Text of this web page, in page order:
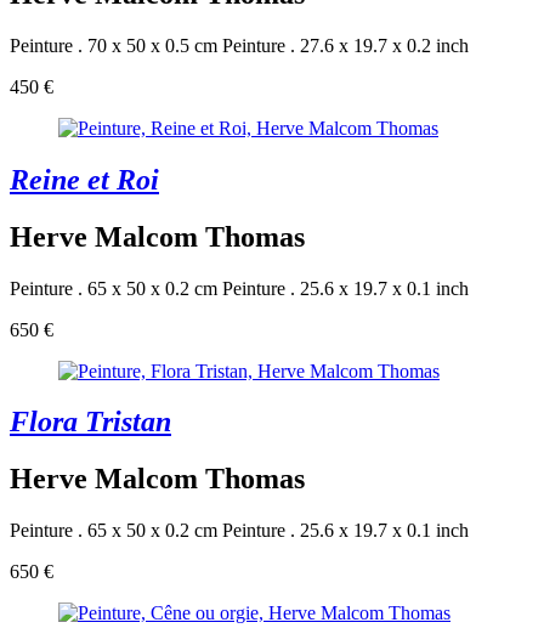
Peinture . 70 x 50 x 0.5 cm Peinture . 27.6 x 19.7 x 0.2 inch
450 €
Reine et Roi
Herve Malcom Thomas
Peinture . 65 x 50 x 0.2 cm Peinture . 25.6 x 19.7 x 0.1 inch
650 €
Flora Tristan
Herve Malcom Thomas
Peinture . 65 x 50 x 0.2 cm Peinture . 25.6 x 19.7 x 0.1 inch
650 €